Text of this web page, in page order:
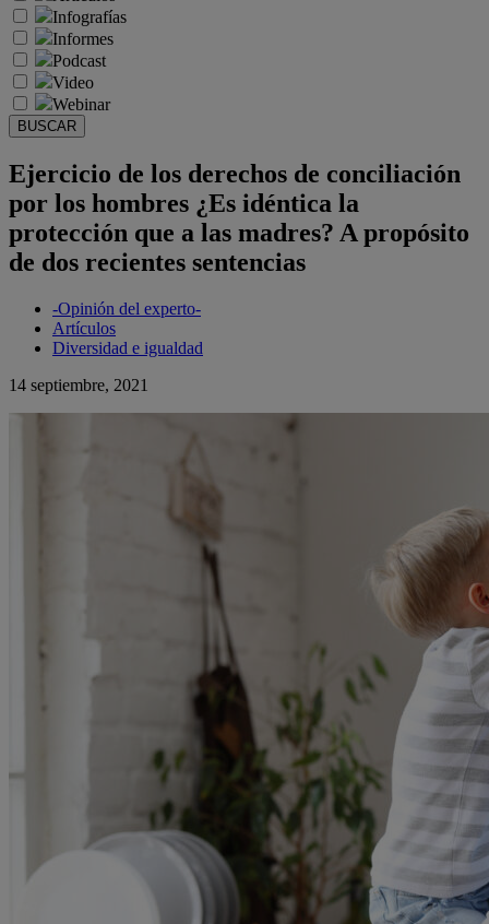
Infografías
Informes
Podcast
Video
Webinar
BUSCAR
Ejercicio de los derechos de conciliación
por los hombres ¿Es idéntica la
protección que a las madres? A propósito
de dos recientes sentencias
-Opinión del experto-
Artículos
Diversidad e igualdad
14 septiembre, 2021